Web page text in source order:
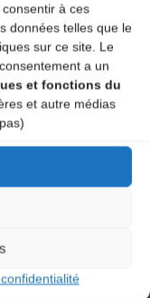
à ces
données telles que le
sur ce site. Le
a un
et fonctions du
et autre médias